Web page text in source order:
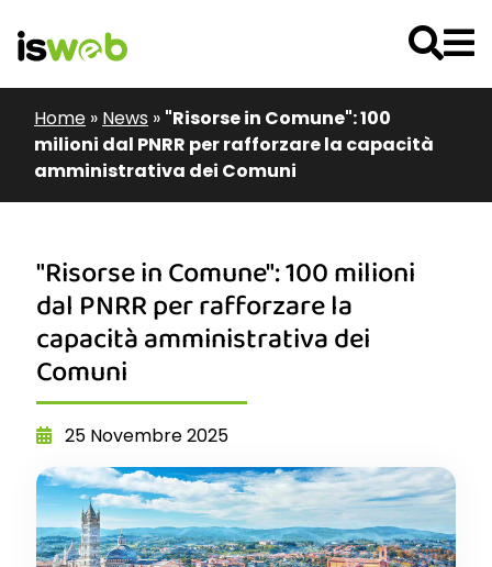
Home » News » "Risorse in Comune": 100
milioni dal PNRR per rafforzare la capacità
amministrativa dei Comuni
"Risorse in Comune": 100 milioni
dal PNRR per rafforzare la
capacità amministrativa dei
Comuni
25 Novembre 2025